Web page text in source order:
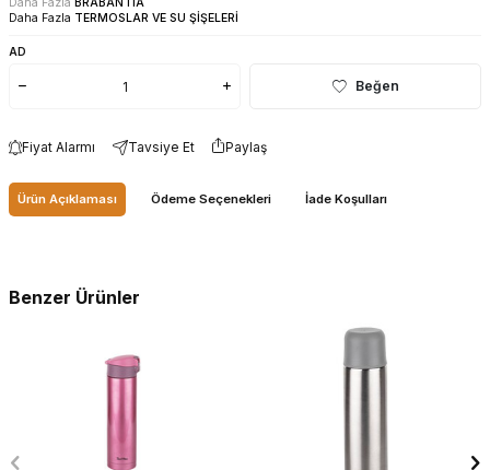
Daha Fazla BRABANTIA
Daha Fazla TERMOSLAR VE SU ŞİŞELERİ
AD
Beğen
Fiyat Alarmı Tavsiye Et Paylaş
Ürün Açıklaması Ödeme Seçenekleri İade Koşulları
Benzer Ürünler